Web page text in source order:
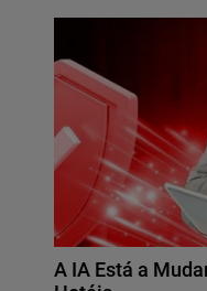
A IA Está a